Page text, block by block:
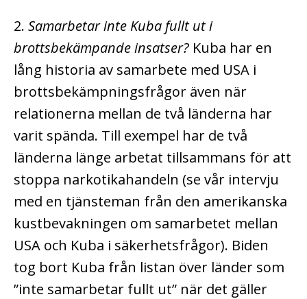
2. Samarbetar inte Kuba fullt ut i
brottsbekämpande insatser? Kuba har en
lång historia av samarbete med USA i
brottsbekämpningsfrågor även när
relationerna mellan de två länderna har
varit spända. Till exempel har de två
länderna länge arbetat tillsammans för att
stoppa narkotikahandeln (se vår intervju
med en tjänsteman från den amerikanska
kustbevakningen om samarbetet mellan
USA och Kuba i säkerhetsfrågor). Biden
tog bort Kuba från listan över länder som
”inte samarbetar fullt ut” när det gäller